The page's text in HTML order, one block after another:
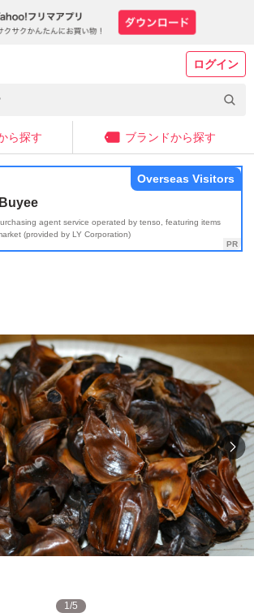
ログイン
ら探す ブランドから探す
agent service operated by tenso, featuring items
(provided by LY Corporation)
Overseas Visitors
1/5